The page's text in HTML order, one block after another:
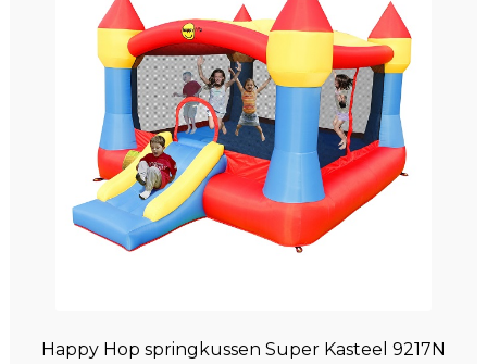
Happy Hop springkussen Super Kasteel 9217N